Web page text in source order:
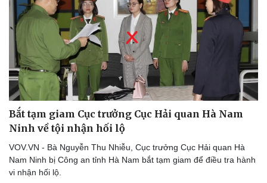
Bắt tạm giam Cục trưởng Cục Hải quan Hà Nam
Ninh về tội nhận hối lộ
VOV.VN - Bà Nguyễn Thu Nhiễu, Cục trưởng Cục Hải quan Hà
Nam Ninh bị Công an tỉnh Hà Nam bắt tạm giam để điều tra hành
vi nhận hối lộ.